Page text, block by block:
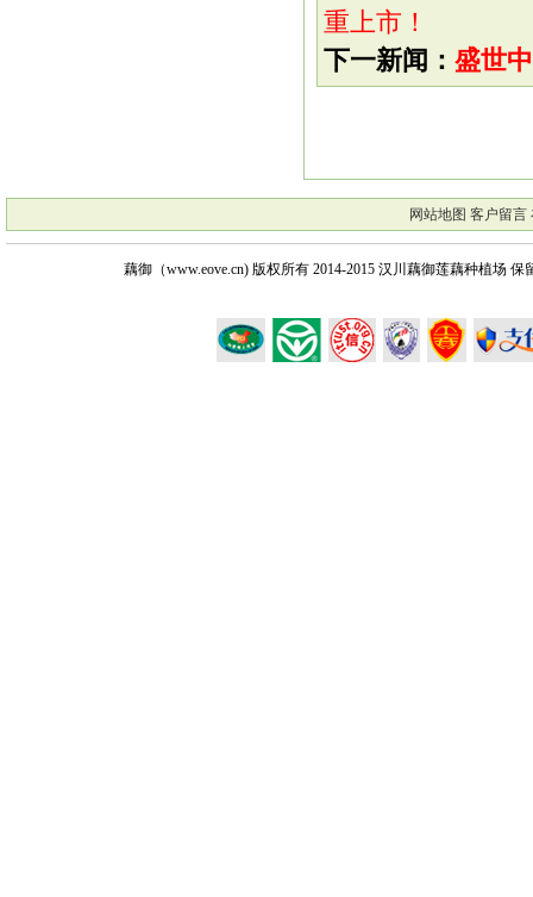
重上市！
下一新闻： 盛世
网站地图 客户留言
藕御（www.eove.cn) 版权所有2014-2015 汉川藕御莲藕种植场 保